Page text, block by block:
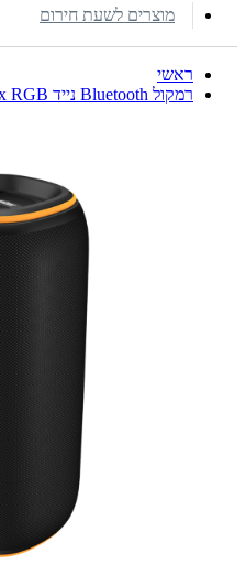
מוצרים לשעת חירום
ראשי
רמקול Bluetooth נייד Energizer Max RGB